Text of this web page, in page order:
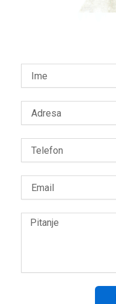
Message